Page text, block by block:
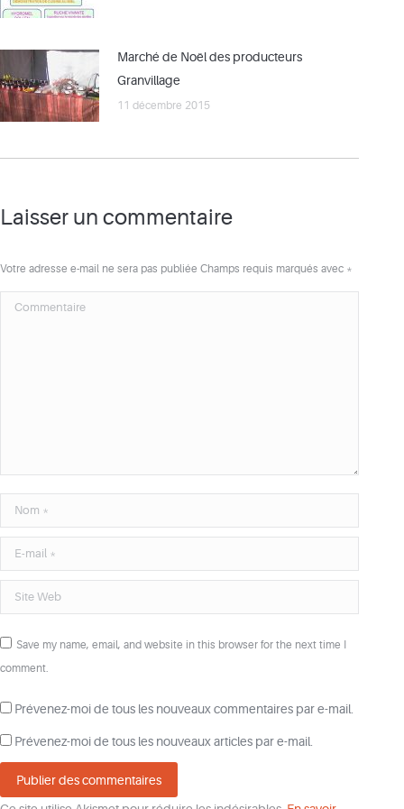
Marché de Noël des producteurs
Granvillage
11 décembre 2015
Laisser un commentaire
Votre adresse e-mail ne sera pas publiée Champs requis marqués avec *
Commentaire
Nom *
E-mail *
Site Web
Save my name, email, and website in this browser for the next time I
comment.
Prévenez-moi de tous les nouveaux commentaires par e-mail.
Prévenez-moi de tous les nouveaux articles par e-mail.
Publier des commentaires